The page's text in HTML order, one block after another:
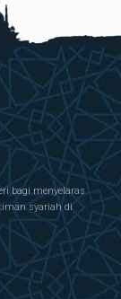
bagi menyelaras
syariah di